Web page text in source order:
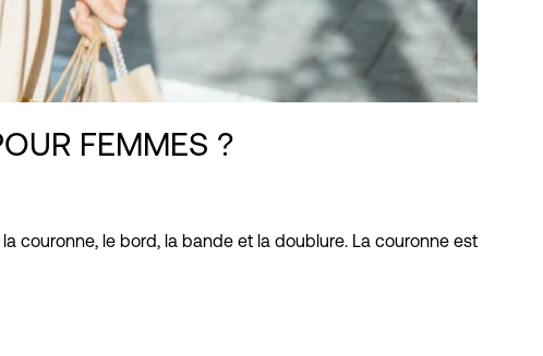
FEMMES ?
couronne, le bord, la bande et la doublure. La couronne est